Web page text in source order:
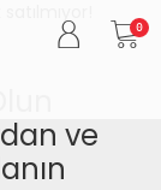
0
ve